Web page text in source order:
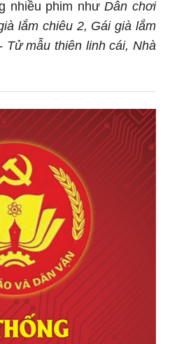
nhiều phim nhưDân chơi
lắm chiêu 2, Gái già lắm
mẫu thiên linh cái, Nhà